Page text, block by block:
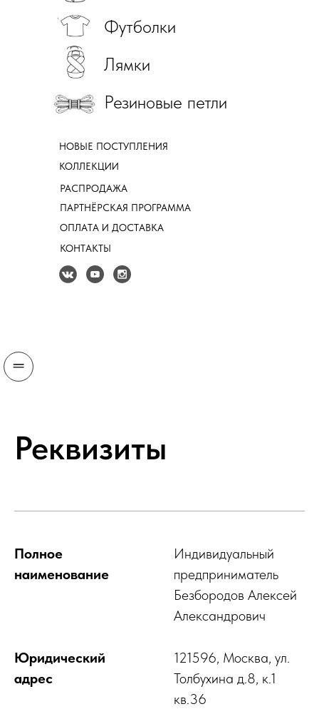
Футболки
Лямки
Резиновые петли
НОВЫЕ ПОСТУПЛЕНИЯ
КОЛЛЕКЦИИ
ПАРТНЁРСКАЯ ПРОГРАММА
КОНТАКТЫ
ОПЛАТА И ДОСТАВКА
РАСПРОДАЖА
Реквизиты
Полное
наименование
Индивидуальный
предприниматель
Безбородов Алексей
Александрович
Юридический
адрес
121596, Москва, ул.
Толбухина д.8, к.1
кв.36